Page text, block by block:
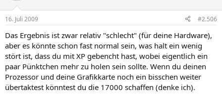
16. Juli 2009 #2.506
Das Ergebnis ist zwar relativ "schlecht" (für deine Hardware),
aber es könnte schon fast normal sein, was halt ein wenig
stört ist, dass du mit XP gebencht hast, wobei eigentlich ein
paar Pünktchen mehr zu holen sein sollte. Wenn du deinen
Prozessor und deine Grafikkarte noch ein bisschen weiter
übertaktest könntest du die 17000 schaffen (denke ich).